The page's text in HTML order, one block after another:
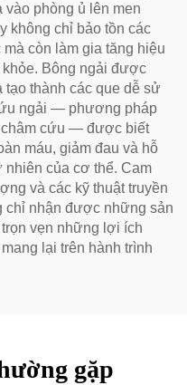
phòng ủ lên men
không chỉ bảo tồn các
còn làm gia tăng hiệu
Bông ngải được
tạo thành các que dễ sử
ngải — phương pháp
châm cứu — được biết
máu, giảm đau và hỗ
của cơ thể. Cam
và các kỹ thuật truyền
chỉ nhận được những sản
vẹn những lợi ích
lại trên hành trình
gặp